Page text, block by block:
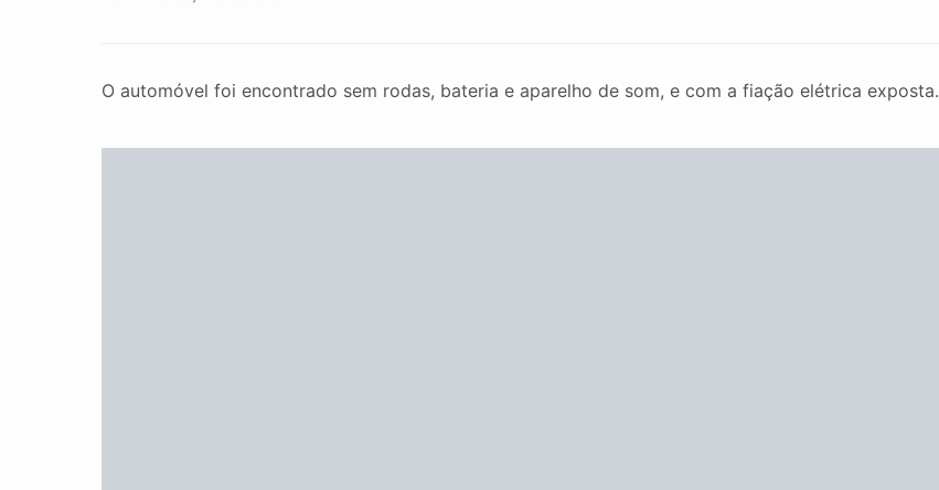
O automóvel foi encontrado sem rodas, bateria e aparelho de som, e com a fiação elétrica exposta.